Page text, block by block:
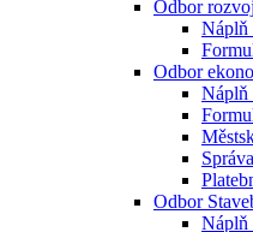
Odbor
Náplň
Odbor
Náplň
Odbor
Náplň